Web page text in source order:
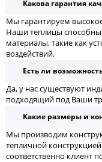
Какова гарантия
Мы гарантируем
Наши теплицы способны
материалы, такие как
воздействий.
Есть ли
Да, у нас существуют
подходящий под Ваши
Какие размеры и
Мы производим
тепличной
соответственно клиент